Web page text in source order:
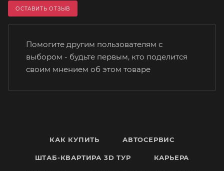
ОСТАВИТЬ ОТЗЫВ
Помогите другим пользователям с
выбором - будьте первым, кто поделится
своим мнением об этом товаре
КАК КУПИТЬ АВТОСЕРВИС
ШТАБ-КВАРТИРА 3D ТУР КАРЬЕРА